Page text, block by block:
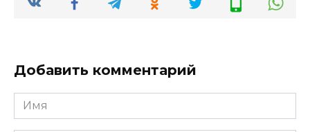
Добавить комментарий
Имя
*